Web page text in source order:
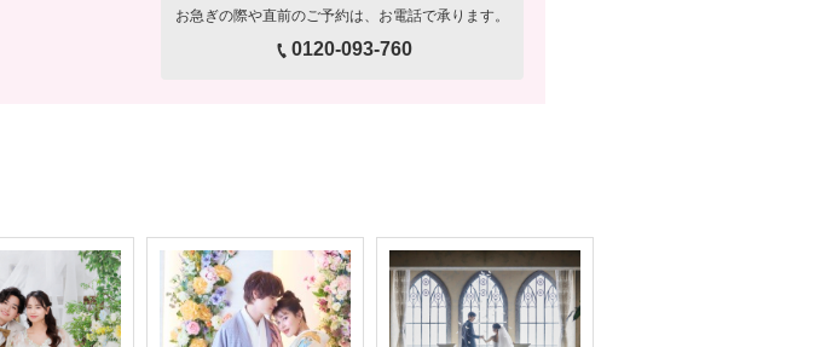
お急ぎの際や直前のご予約は、お電話で承ります。
0120-093-760